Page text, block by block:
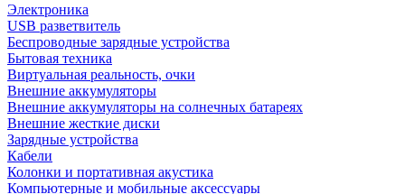
Электроника
USB разветвитель
Беспроводные зарядные устройства
Бытовая техника
Виртуальная реальность, очки
Внешние аккумуляторы
Внешние аккумуляторы на солнечных батареях
Внешние жесткие диски
Зарядные устройства
Кабели
Колонки и портативная акустика
Компьютерные и мобильные аксессуары